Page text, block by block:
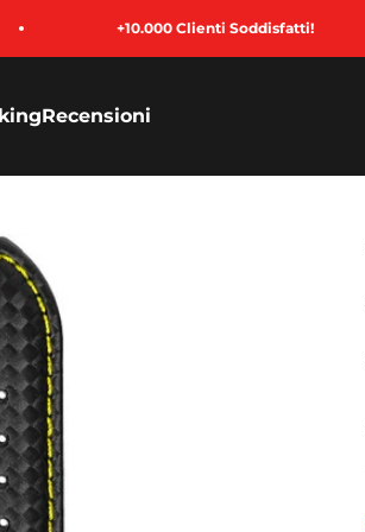
+10.000 Clienti Soddisfatti!
Recensioni